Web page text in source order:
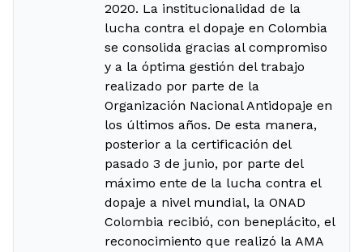
2020. La institucionalidad de la
lucha contra el dopaje en Colombia
se consolida gracias al compromiso
y a la óptima gestión del trabajo
realizado por parte de la
Organización Nacional Antidopaje en
los últimos años. De esta manera,
posterior a la certificación del
pasado 3 de junio, por parte del
máximo ente de la lucha contra el
dopaje a nivel mundial, la ONAD
Colombia recibió, con beneplácito, el
reconocimiento que realizó la AMA